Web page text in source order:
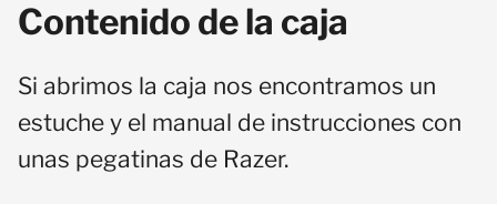
Contenido de la caja
Si abrimos la caja nos encontramos un
estuche y el manual de instrucciones con
unas pegatinas de Razer.